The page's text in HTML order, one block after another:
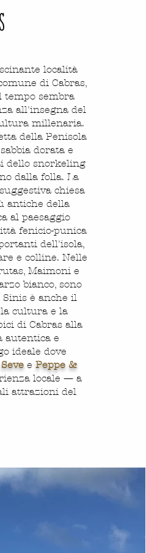
località
di Cabras,
tempo sembra
all'insegna del
millenaria.
della Penisola
dorata e
dello snorkeling
dalla folla. La
chiesa
antiche della
al paesaggio
fenicio-punica
dell'isola,
e colline. Nelle
Maimoni e
bianco, sono
è anche il
cultura e la
di Cabras alla
autentica e
ideale dove
​ePeppe &
locale — a
attrazioni del